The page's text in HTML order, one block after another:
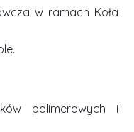
w ramach Koła
polimerowych i